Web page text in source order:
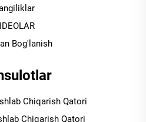
Bog'lanish
Chiqarish Qatori
Chiqarish Qatori